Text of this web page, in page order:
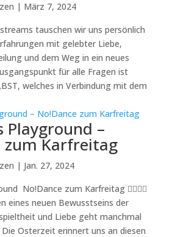
| März 7, 2024
tauschen wir uns persönlich
mit gelebter Liebe,
und dem Weg in ein neues
für alle Fragen ist
welches in Verbindung mit dem
Playground –
zum Karfreitag
| Jan. 27, 2024
No!Dance zum Karfreitag 🤸‍♂️🧘‍♀️
eines neuen Bewusstseins der
und Liebe geht manchmal
Osterzeit erinnert uns an diesen